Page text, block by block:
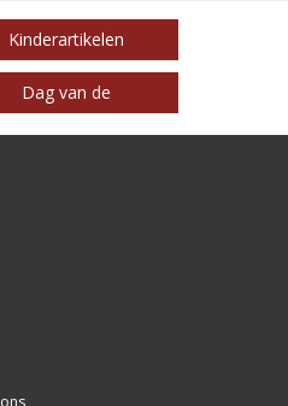
Kinderartikelen
Dag van de